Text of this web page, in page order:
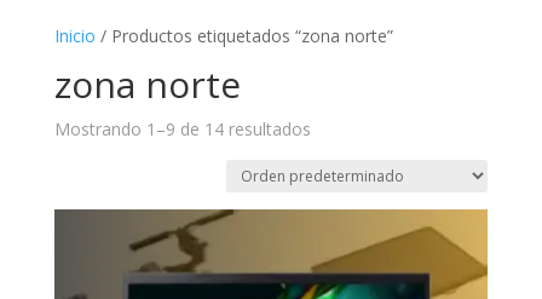
Inicio / Productos etiquetados “zona norte”
zona norte
Mostrando 1–9 de 14 resultados